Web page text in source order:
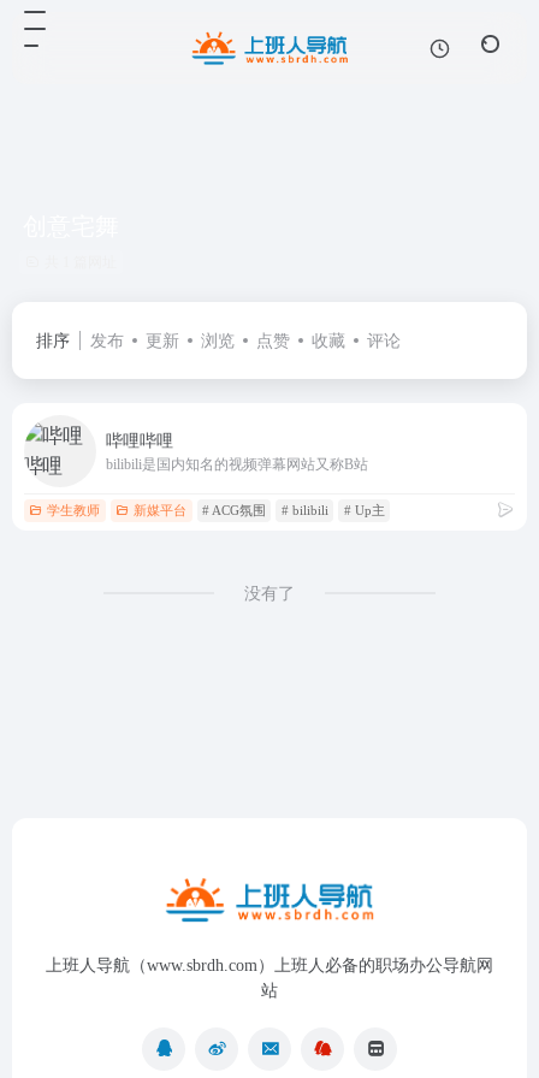
排序 发布 更新 浏览 点赞 收藏 评论
哔哩哔哩
bilibili是国内知名的视频弹幕网站又称B站
学生教师 新媒平台 # ACG氛围 # bilibili # Up主
没有了
上班人导航（www.sbrdh.com）上班人必备的职场办公导航网
站